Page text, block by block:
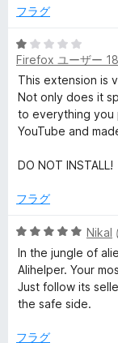
ピ
ン
グ
ア
ス
タ
ン
1
評
価
フラグ
5
段
階
中
1
の
価
Firefox ユーザー
This extension is
Not only does it
to everything you
YouTube and
DO NOT INSTALL!
フラグ
5
段
階
中
5
評
Nikal
In the jungle of
Alihelper. Your
Just follow its
the safe side.
フラグ